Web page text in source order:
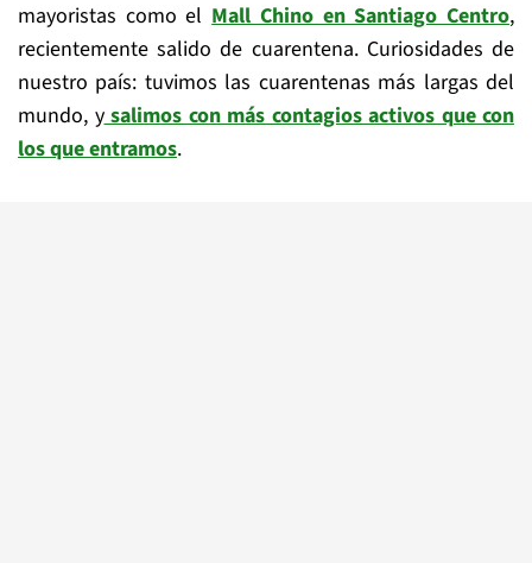
mayoristas como elMall Chino en Santiago Centro,
recientemente salido de cuarentena. Curiosidades de
nuestro país: tuvimos las cuarentenas más largas del
mundo, ysalimos con más contagios activos que con
los que entramos.